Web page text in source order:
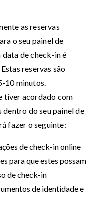
as reservas
o seu painel de
data de check-in é
reservas são
10 minutos.
tiver acordado com
dentro do seu painel de
fazer o seguinte:
de check-in online
para que estes possam
de check-in
de identidade e